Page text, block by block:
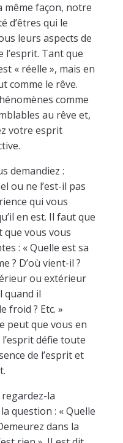
même façon, notre
d’êtres qui le
leurs aspects de
Tant que
« réelle », mais en
comme le rêve.
comme
au rêve et,
votre esprit
demandiez :
ou ne l’est-il pas
qui vous
en est. Il faut que
que vous vous
: « Quelle est sa
? D’où vient-il ?
ou extérieur
quand il
froid ? Etc. »
peut que vous en
défie toute
de l’esprit et
regardez-la
question : « Quelle
dans la